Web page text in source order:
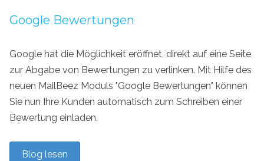
Google Bewertungen
Google hat die Möglichkeit eröffnet, direkt auf eine Seite
zur Abgabe von Bewertungen zu verlinken. Mit Hilfe des
neuen MailBeez Moduls "Google Bewertungen" können
Sie nun Ihre Kunden automatisch zum Schreiben einer
Bewertung einladen.
Blog lesen